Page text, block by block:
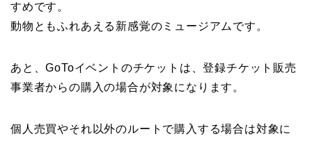
すめです。
動物ともふれあえる新感覚のミュージアムです。
あと、GoToイベントのチケットは、登録チケット販売
事業者からの購入の場合が対象になります。
個人売買やそれ以外のルートで購入する場合は対象に